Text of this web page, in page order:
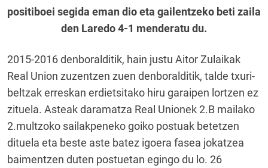
positiboei segida eman dio eta gailentzeko beti zaila
den Laredo 4-1 menderatu du.
2015-2016 denboralditik, hain justu Aitor Zulaikak
Real Union zuzentzen zuen denboralditik, talde txuri-
beltzak erreskan erdietsitako hiru garaipen lortzen ez
zituela. Asteak daramatza Real Unionek 2.B mailako
2.multzoko sailakpeneko goiko postuak betetzen
dituela eta beste aste batez igoera fasea jokatzea
baimentzen duten postuetan egingo du lo. 26